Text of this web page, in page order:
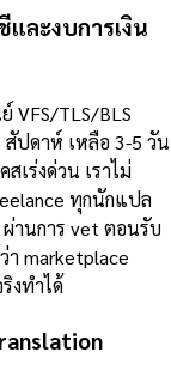
ละงบการเงิน
VFS/TLS/BLS
สัปดาห์ เหลือ 3-5 วัน
เร่งด่วน เราไม่
ทุกนักแปล
านการ vet ตอนรับ
า marketplace
งทำได้